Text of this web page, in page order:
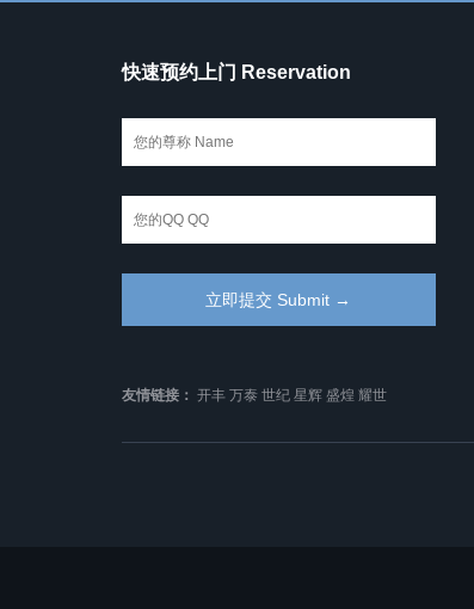
快速预约上门 Reservation
友情链接： 开丰 万泰 世纪 星辉 盛煌 耀世